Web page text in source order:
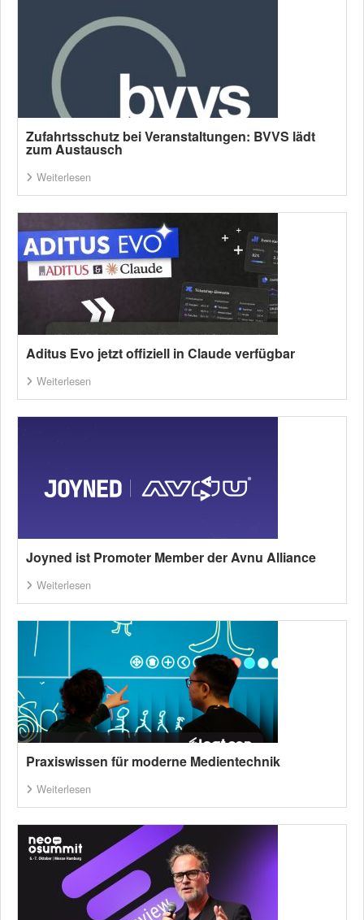
Zufahrtsschutz bei Veranstaltungen: BVVS lädt
zum Austausch
Weiterlesen
Aditus Evo jetzt offiziell in Claude verfügbar
Weiterlesen
Joyned ist Promoter Member der Avnu Alliance
Weiterlesen
Praxiswissen für moderne Medientechnik
Weiterlesen